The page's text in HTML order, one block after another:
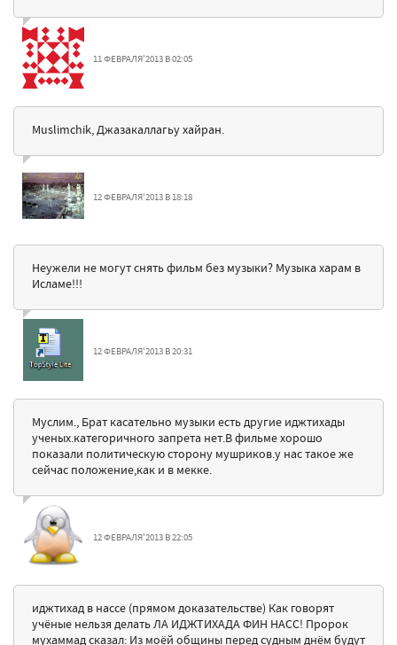
11 ФЕВРАЛЯ'2013 В 02:05
Muslimchik, Джазакаллагьу хайран.
12 ФЕВРАЛЯ'2013 В 18:18
Неужели не могут снять фильм без музыки? Музыка харам в
Исламе!!!
12 ФЕВРАЛЯ'2013 В 20:31
Муслим., Брат касательно музыки есть другие иджтихады
ученых.категоричного запрета нет.В фильме хорошо
показали политическую сторону мушриков.у нас такое же
сейчас положение,как и в мекке.
12 ФЕВРАЛЯ'2013 В 22:05
иджтихад в нассе (прямом доказательстве) Как говорят
учёные нельзя делать ЛА ИДЖТИХАДА ФИН НАСС! Пророк
мухаммад сказал: Из моёй общины перед судным днём будут